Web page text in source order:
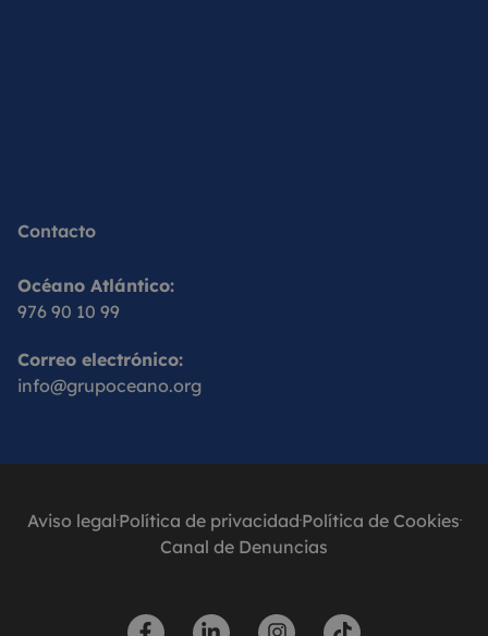
Contacto
Océano Atlántico:
976 90 10 99
Correo electrónico:
info@grupoceano.org
Aviso legalPolítica de privacidadPolítica de Cookies
Canal de Denuncias